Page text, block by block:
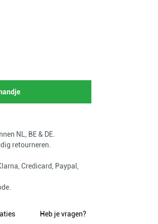
NL, BE & DE.
retourneren.
Credicard, Paypal,
Heb je vragen?